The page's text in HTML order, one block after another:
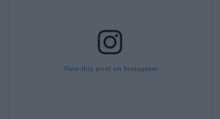
View this post on Instagram